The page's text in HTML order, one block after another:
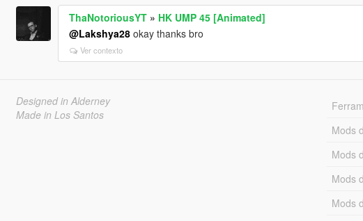
ThaNotoriousYT» HK UMP 45 [Animated]
@Lakshya28okay thanks bro
Ver contexto
Designed in Alderney
Made in Los Santos
Mods
Mods
Mods
Mods